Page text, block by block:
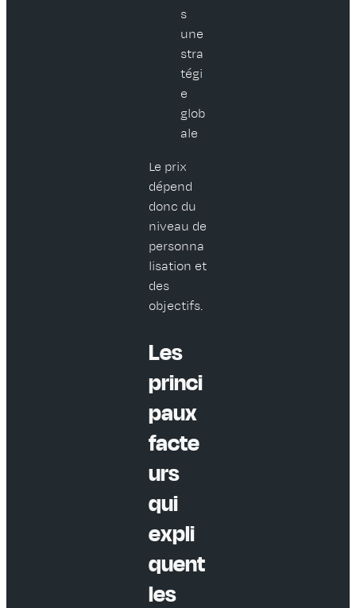
s
une
stra
tégi
e
glob
ale
Le prix
dépend
donc du
niveau de
personna
lisation et
des
objectifs.
Les
princi
paux
facte
urs
qui
expli
quent
les